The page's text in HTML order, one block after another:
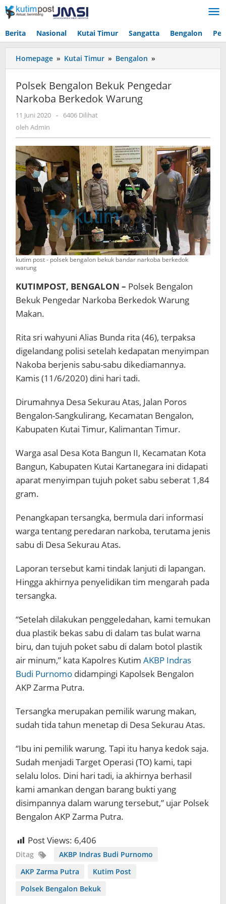
Lewati
ke
Berita Nasional Kutai Timur Sangatta Bengalon
Homepage » Kutai Timur » Bengalon »
Bengalon
Pengedar
Polsek Bengalon Bekuk Pengedar
Narkoba Berkedok Warung
11 Juni 2020 oleh
-
6406 Dilihat
oleh Admin
kutim post - polsek bengalon bekuk bandar narkoba berkedok
warung
KUTIMPOST, BENGALON – Polsek Bengalon
Bekuk Pengedar Narkoba Berkedok Warung
Makan.
Rita sri wahyuni Alias Bunda rita (46), terpaksa
digelandang polisi setelah kedapatan menyimpan
Nakoba berjenis sabu-sabu dikediamannya.
Kamis (11/6/2020) dini hari tadi.
Dirumahnya Desa Sekurau Atas, Jalan Poros
Bengalon-Sangkulirang, Kecamatan Bengalon,
Kabupaten Kutai Timur, Kalimantan Timur.
Warga asal Desa Kota Bangun II, Kecamatan Kota
Bangun, Kabupaten Kutai Kartanegara ini didapati
aparat menyimpan tujuh poket sabu seberat 1,84
gram.
Penangkapan tersangka, bermula dari informasi
warga tentang peredaran narkoba, terutama jenis
sabu di Desa Sekurau Atas.
Laporan tersebut kami tindak lanjuti di lapangan.
Hingga akhirnya penyelidikan tim mengarah pada
tersangka.
“Setelah dilakukan penggeledahan, kami temukan
dua plastik bekas sabu di dalam tas bulat warna
biru, dan tujuh poket sabu di dalam botol plastik
air minum,” kata Kapolres Kutim AKBP Indras
Budi Purnomo didampingi Kapolsek Bengalon
AKP Zarma Putra.
Tersangka merupakan pemilik warung makan,
sudah tida tahun menetap di Desa Sekurau Atas.
“Ibu ini pemilik warung. Tapi itu hanya kedok saja.
Sudah menjadi Target Operasi (TO) kami, tapi
selalu lolos. Dini hari tadi, ia akhirnya berhasil
kami amankan dengan barang bukti yang
disimpannya dalam warung tersebut,” ujar Polsek
Bengalon AKP Zarma Putra.
Post Views: 6,406
Ditag
AKBP Indras Budi Purnomo
AKP Zarma Putra
Kutim Post
Polsek Bengalon Bekuk